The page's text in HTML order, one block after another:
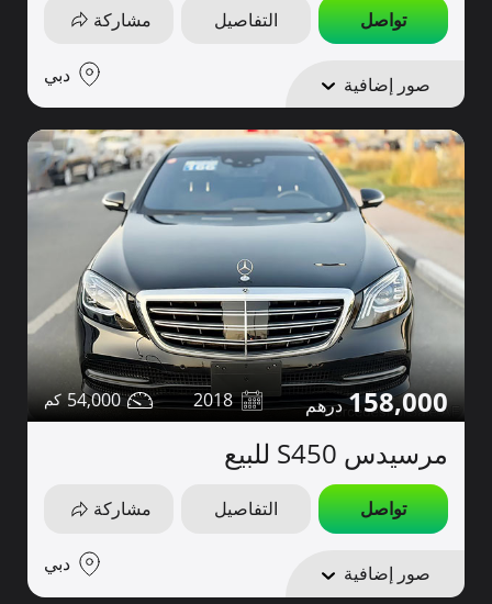
تواصل التفاصيل مشاركة
صور إضافية دبي
158,000
2018
54,000
مرسيدس S450 للبيع
تواصل التفاصيل مشاركة
صور إضافية دبي